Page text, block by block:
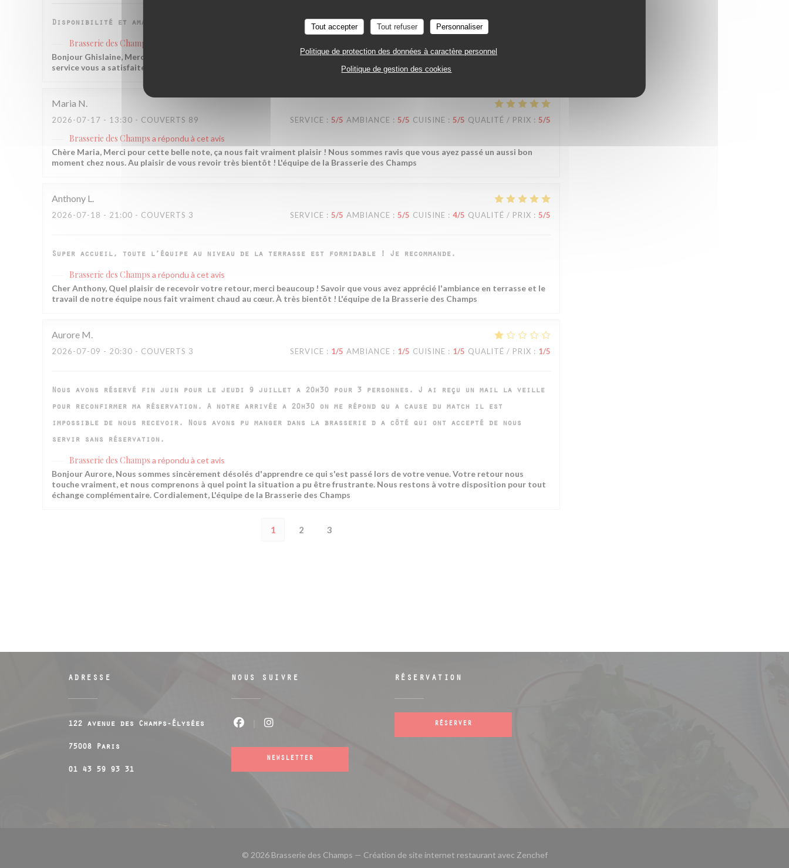
Tout accepter Tout refuser Personnaliser
Politique de protection des données à caractère personnel
Politique de gestion des cookies
Disponibilité et amabilité de l'équipe au service. Rapidité du service.
Brasserie des Champs
Bonjour Ghislaine, Merci pour ce retour qui nous fait vraiment plaisir ! Savoir que notre équipe a été à la hauteur et que le
service vous a satisfaite, c'est exactement ce qui nous motive chaque jour. À très bientôt ! L'équipe de la Brasserie des Champs
Maria N
2026-07-17 - 13:30 - COUVERTS 89 SERVICE : 5/5 AMBIANCE : 5/5 CUISINE : 5/5 QUALITÉ / PRIX : 5/5
Brasserie des Champs a répondu à cet avis
Chère Maria, Merci pour cette belle note, ça nous fait vraiment plaisir ! Nous sommes ravis que vous ayez passé un aussi bon
moment chez nous. Au plaisir de vous revoir très bientôt ! L'équipe de la Brasserie des Champs
Anthony L
2026-07-18 - 21:00 - COUVERTS 3 SERVICE : 5/5 AMBIANCE : 5/5 CUISINE : 4/5 QUALITÉ / PRIX : 5/5
Super accueil, toute l’équipe au niveau de la terrasse est formidable ! Je recommande.
Brasserie des Champs a répondu à cet avis
Cher Anthony, Quel plaisir de recevoir votre retour, merci beaucoup ! Savoir que vous avez apprécié l'ambiance en terrasse et le
travail de notre équipe nous fait vraiment chaud au cœur. À très bientôt ! L'équipe de la Brasserie des Champs
Aurore M
2026-07-09 - 20:30 - COUVERTS 3 SERVICE : 1/5 AMBIANCE : 1/5 CUISINE : 1/5 QUALITÉ / PRIX : 1/5
Nous avons réservé fin juin pour le jeudi 9 juillet a 20h30 pour 3 personnes. J ai reçu un mail la veille
pour reconfirmer ma réservation. A notre arrivée a 20h30 on me répond qu a cause du match il est
impossible de nous recevoir. Nous avons pu manger dans la brasserie d a côté qui ont accepté de nous
servir sans réservation.
Brasserie des Champs a répondu à cet avis
Bonjour Aurore, Nous sommes sincèrement désolés d'apprendre ce qui s'est passé lors de votre venue. Votre retour nous
touche vraiment, et nous comprenons à quel point la situation a pu être frustrante. Nous restons à votre disposition pour tout
échange complémentaire. Cordialement, L'équipe de la Brasserie des Champs
1 2 3
ADRESSE
122 avenue des Champs-Élysées
75008 Paris((ouvre une nouvelle fenêtre))
01 43 59 93 31
NOUS SUIVRE
NEWSLETTER
RÉSERVATION
RÉSERVER
© 2026 Brasserie des Champs — Création de site internet restaurant avec Zenchef((ouvre une nouvelle fenêtre))